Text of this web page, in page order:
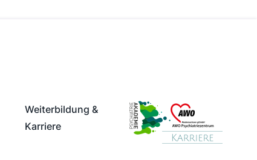
Weiterbildung &
Karriere